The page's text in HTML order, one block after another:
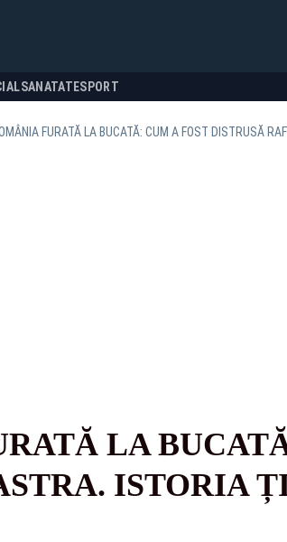
SANATATESPORT
FURATĂ LA BUCATĂ: CUM A FOST DISTRUSĂ
LA
ISTORIA